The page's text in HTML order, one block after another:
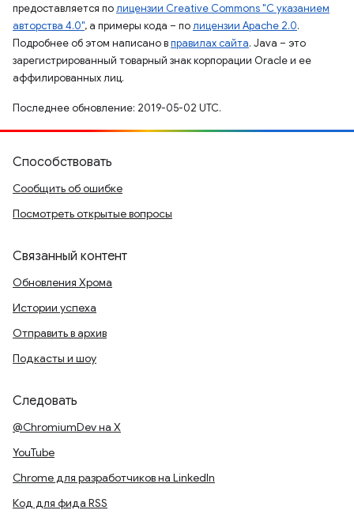
предоставляется полицензии Creative Commons "С указанием
авторства 4.0", а примеры кода – полицензии Apache 2.0.
Подробнее об этом написано вправилах сайта. Java – это
зарегистрированный товарный знак корпорации Oracle и ее
аффилированных лиц.
Последнее обновление: 2019-05-02 UTC.
Способствовать
Сообщить об ошибке
Посмотреть открытые вопросы
Связанный контент
Обновления Хрома
Истории успеха
Отправить в архив
Подкасты и шоу
Следовать
@ChromiumDev на X
YouTube
Chrome для разработчиков на LinkedIn
Код для фида RSS